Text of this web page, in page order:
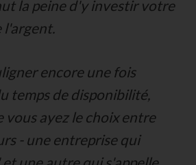
la peine d'y investir votre
l'argent.
encore une fois
temps de disponibilité,
vous ayez le choix entre
- une entreprise qui